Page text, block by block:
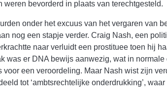
weren bevorderd in plaats van terechtgesteld.
onder het excuus van het vergaren van
nog een stapje verder. Craig Nash, een
naar verluidt een prostituee toen hij
was er DNA bewijs aanwezig, wat in normale
voor een veroordeling. Maar Nash wist zijn
tot ‘ambtsrechtelijke onderdrukking’,